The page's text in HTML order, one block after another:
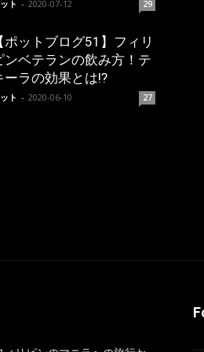
ト - 2020-07-12 29
【ポットブログ51】フィリ
ンベテランの飲み方！テ
ーラの効果とは!?
ト - 2020-06-10 27